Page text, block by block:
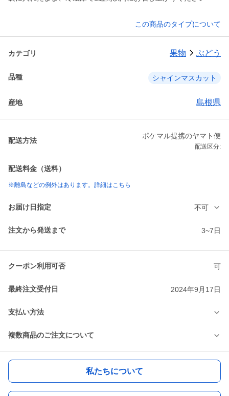
この商品のタイプについて
カテゴリ 果物 ぶどう
品種 シャインマスカット
産地 島根県
配送方法
ポケマル提携のヤマト便
配送区分:
配送料金（送料）
※離島などの例外はあります。詳細はこちら
お届け日指定 不可
注文から発送まで 3~7日
クーポン利用可否 可
最終注文受付日 2024年9月17日
支払い方法
複数商品のご注文について
私たちについて